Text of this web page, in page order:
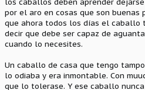
los caballos deben aprender
por el aro en cosas que son buenas
que ahora todos los días el caballo
decir que debe ser capaz de
cuando lo necesites.
Un caballo de casa que tengo
lo odiaba y era inmontable. Con
que lo tolerase. Y ese caballo